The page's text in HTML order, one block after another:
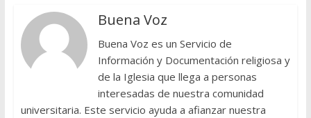
Buena Voz
Buena Voz es un Servicio de
Información y Documentación religiosa y
de la Iglesia que llega a personas
interesadas de nuestra comunidad
universitaria. Este servicio ayuda a afianzar nuestra